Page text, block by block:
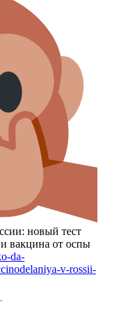
новый тест
вакцина от оспы
da-
v-rossii-